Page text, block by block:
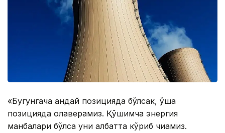
«Бугунгача қандай позицияда бўлсак, ўша
позицияда қолаверамиз. Қўшимча энергия
манбалари бўлса уни албатта кўриб чиқамиз.